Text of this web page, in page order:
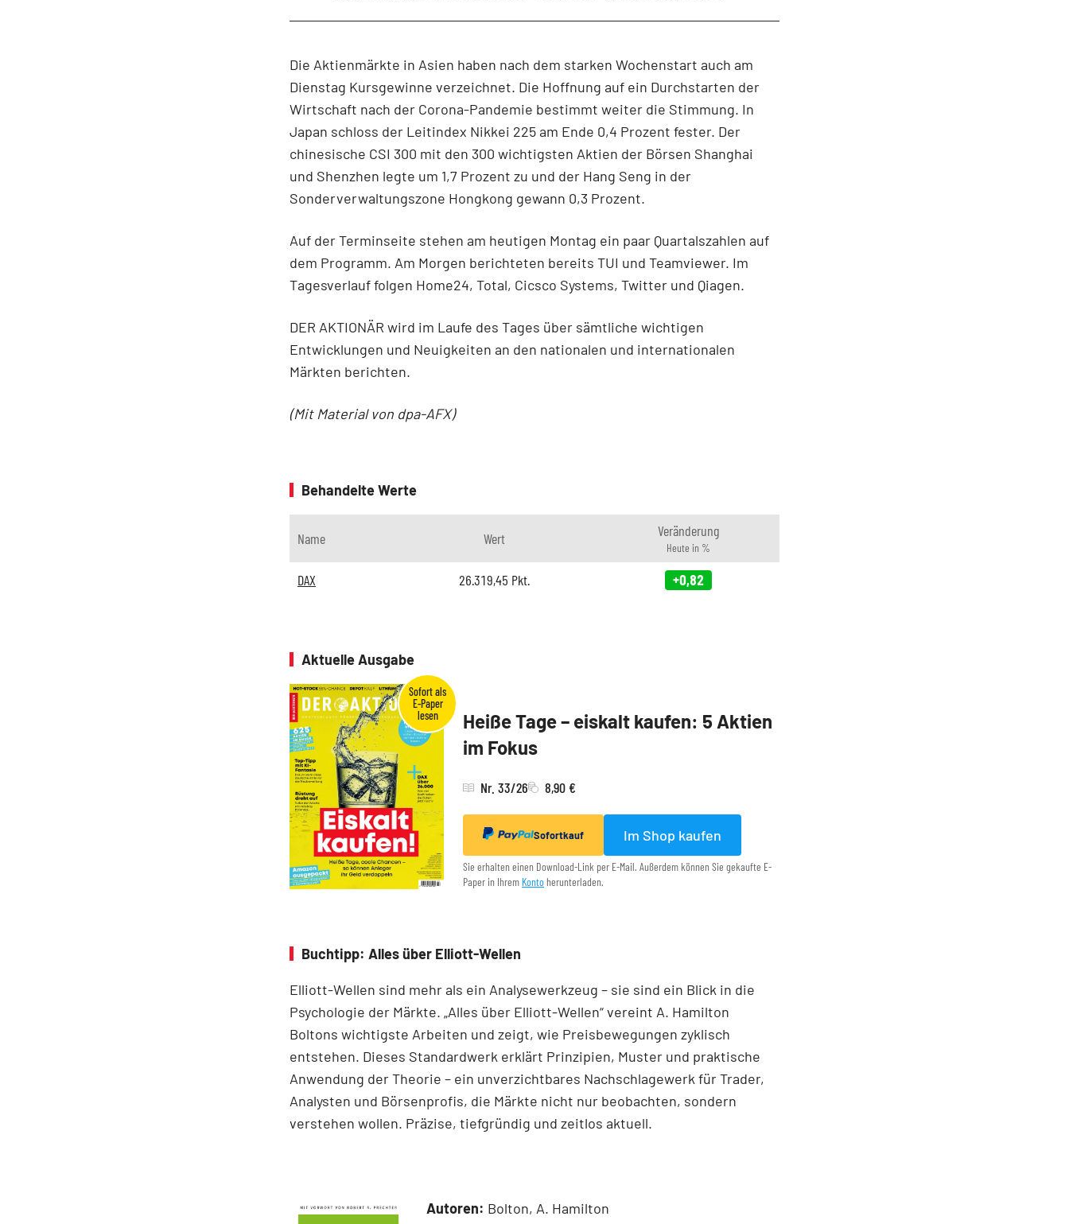
Die Aktienmärkte in Asien haben nach dem starken Wochenstart auch am
Dienstag Kursgewinne verzeichnet. Die Hoffnung auf ein Durchstarten der
Wirtschaft nach der Corona-Pandemie bestimmt weiter die Stimmung. In
Japan schloss der Leitindex Nikkei 225 am Ende 0,4 Prozent fester. Der
chinesische CSI 300 mit den 300 wichtigsten Aktien der Börsen Shanghai
und Shenzhen legte um 1,7 Prozent zu und der Hang Seng in der
Sonderverwaltungszone Hongkong gewann 0,3 Prozent.
Auf der Terminseite stehen am heutigen Montag ein paar Quartalszahlen auf
dem Programm. Am Morgen berichteten bereits TUI und Teamviewer. Im
Tagesverlauf folgen Home24, Total, Cicsco Systems, Twitter und Qiagen.
DER AKTIONÄR wird im Laufe des Tages über sämtliche wichtigen
Entwicklungen und Neuigkeiten an den nationalen und internationalen
Märkten berichten.
(Mit Material von dpa-AFX)
Behandelte Werte
Name Wert Veränderung
Heute in %
DAX 26.319,45 Pkt. +0,82
Aktuelle Ausgabe
Heiße Tage – eiskalt kaufen: 5 Aktien
im Fokus
Nr. 33/26 8,90 €
Sofortkauf Im Shop kaufen
Sie erhalten einen Download-Link per E-Mail. Außerdem können Sie gekaufte E-
Paper in Ihrem Konto herunterladen.
Buchtipp: Alles über Elliott-Wellen
Elliott-Wellen sind mehr als ein Analysewerkzeug – sie sind ein Blick in die
Psychologie der Märkte. „Alles über Elliott-Wellen“ vereint A. Hamilton
Boltons wichtigste Arbeiten und zeigt, wie Preisbewegungen zyklisch
entstehen. Dieses Standardwerk erklärt Prinzipien, Muster und praktische
Anwendung der Theorie – ein unverzichtbares Nachschlagewerk für Trader,
Analysten und Börsenprofis, die Märkte nicht nur beobachten, sondern
verstehen wollen. Präzise, tiefgründig und zeitlos aktuell.
Autoren: Bolton, A. Hamilton